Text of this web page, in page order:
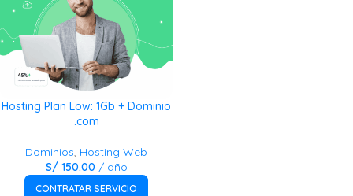
Hosting Plan Low: 1Gb + Dominio
.com
Dominios, Hosting Web
S/150.00 / año
CONTRATAR SERVICIO